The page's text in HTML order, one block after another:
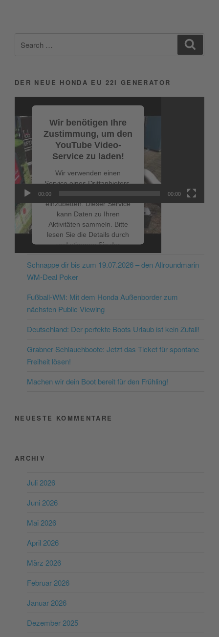
for:
DER NEUE HONDA EU 22I GENERATOR
Wir benötigen Ihre
Zustimmung, um den
YouTube Video-
Service zu laden!
Wir verwenden einen
Service eines Drittanbieters,
einzubetten. Dieser Service
kann Daten zu Ihren
Aktivitäten sammeln. Bitte
lesen Sie die Details durch
und stimmen Sie der
Nutzung des Service zu, um
dieses Video anzusehen.
Mehr Informationen
powered by
Consent Management
00:00 00:00
NEUESTE BEITRÄGE
Schnappe dir bis zum 19.07.2026 – den Allroundmarin
WM-Deal Poker
Fußball-WM: Mit dem Honda Außenborder zum
nächsten Public Viewing
Deutschland: Der perfekte Boots Urlaub ist kein Zufall!
Grabner Schlauchboote: Jetzt das Ticket für spontane
Freiheit lösen!
Machen wir dein Boot bereit für den Frühling!
NEUESTE KOMMENTARE
ARCHIV
Juli 2026
Juni 2026
Mai 2026
April 2026
März 2026
Februar 2026
Januar 2026
Dezember 2025